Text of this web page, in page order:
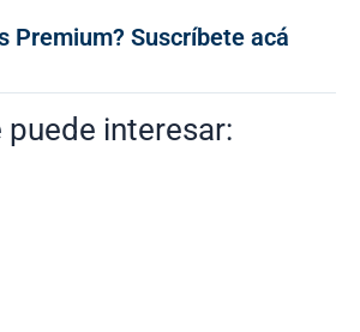
Premium? Suscríbete acá
interesar: